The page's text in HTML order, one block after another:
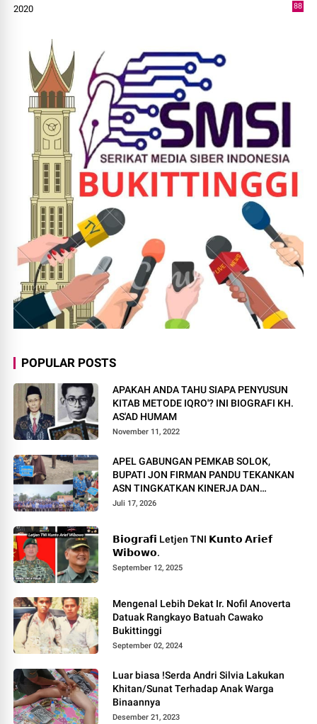
2020
88
POPULAR POSTS
APAKAH ANDA TAHU SIAPA PENYUSUN
KITAB METODE IQRO'? INI BIOGRAFI KH.
AS'AD HUMAM
November 11, 2022
APEL GABUNGAN PEMKAB SOLOK,
BUPATI JON FIRMAN PANDU TEKANKAN
ASN TINGKATKAN KINERJA DAN
PELAYANAN MASYARAKAT.
Juli 17, 2026
𝗕𝗶𝗼𝗴𝗿𝗮𝗳𝗶 Letjen TNI 𝗞𝘂𝗻𝘁𝗼 𝗔𝗿𝗶𝗲𝗳
𝗪𝗶𝗯𝗼𝘄𝗼.
September 12, 2025
Mengenal Lebih Dekat Ir. Nofil Anoverta
Datuak Rangkayo Batuah Cawako
Bukittinggi
September 02, 2024
Luar biasa !Serda Andri Silvia Lakukan
Khitan/Sunat Terhadap Anak Warga
Binaannya
Desember 21, 2023